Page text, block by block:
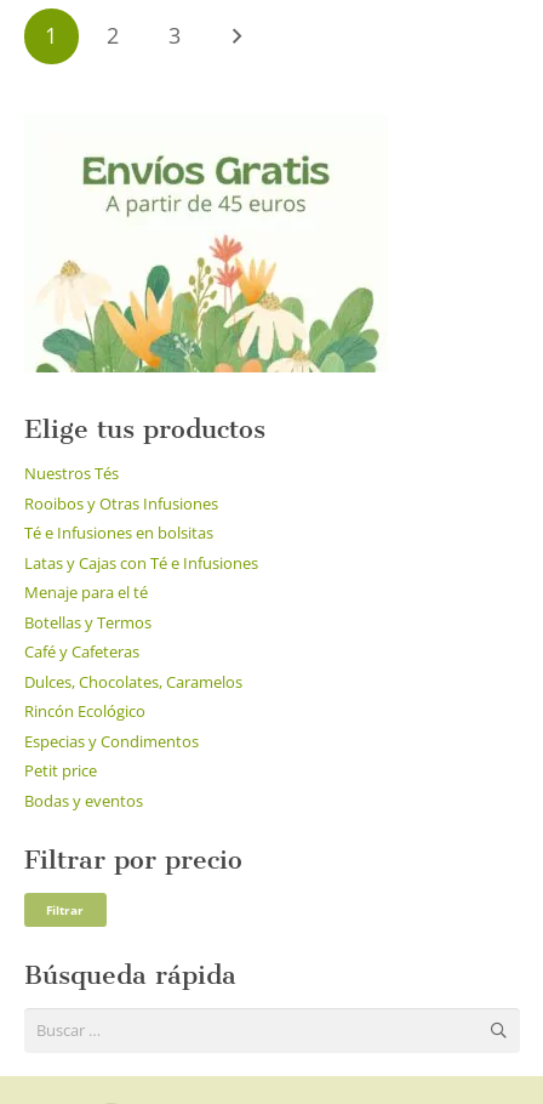
17.80€
elegir
en
la
producto
Paginación
de
1 2 3
Elige tus productos
Nuestros Tés
Rooibos y Otras Infusiones
Té e Infusiones en bolsitas
Latas y Cajas con Té e Infusiones
Menaje para el té
Botellas y Termos
Café y Cafeteras
Dulces, Chocolates, Caramelos
Rincón Ecológico
Especias y Condimentos
Petit price
Bodas y eventos
Filtrar por precio
Filtrar
Búsqueda rápida
Buscar: